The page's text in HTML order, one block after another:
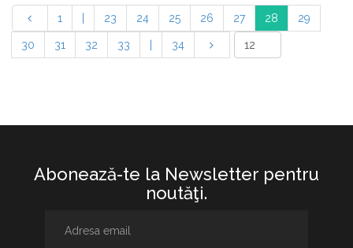
1 23 24 25 26 27 28 29
30 31 32 33 34
Abonează-te la Newsletter pentru
noutăţi.